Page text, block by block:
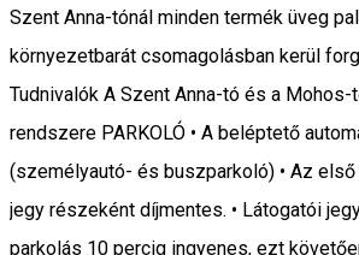
Szent Anna-tónál minden termék üveg
környezetbarát csomagolásban kerül
Tudnivalók A Szent Anna-tó és a
rendszere PARKOLÓ • A beléptető
(személyautó- és buszparkoló) • Az
jegy részeként díjmentes. • Látogatói
parkolás 10 percig ingyenes, ezt